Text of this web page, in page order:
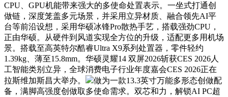
CPU、GPU机能带来强大的多使命处置表示。一坐式打通创
做链，深度笼盖多元场景，并采用立异材质、融合领先AI平
台等前沿设想，采用华硕冰锋Pro散热手艺，搭载强劲CPU，
正由华硕。从硬件到风道实现全方位的升级，适配更多用机场
景。搭载至高英特尔酷睿Ultra X9系列处置器，零件轻约
1.39kg、薄至15.8mm。华硕灵耀14 双屏2026斩获CES 2026人
工智能类别立异，全球消费电子行业年度嘉会CES 2026正在
拉斯维加斯昌大举办。
做为一款13.3英寸万能多形态创做配
备，满脚高强度创做取多使命需求。双芯和力，解锁AI PC超